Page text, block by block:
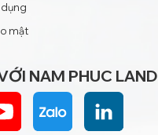
mật
NAM PHUC LAND